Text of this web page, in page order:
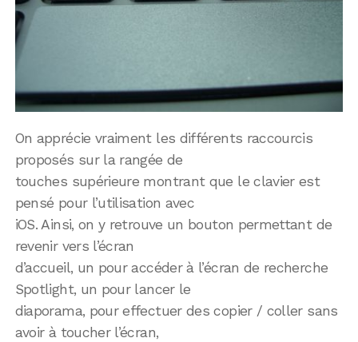
On apprécie vraiment les différents raccourcis
proposés sur la rangée de
touches supérieure montrant que le clavier est
pensé pour l’utilisation avec
iOS. Ainsi, on y retrouve un bouton permettant de
revenir vers l’écran
d’accueil, un pour accéder à l’écran de recherche
Spotlight, un pour lancer le
diaporama, pour effectuer des copier / coller sans
avoir à toucher l’écran,